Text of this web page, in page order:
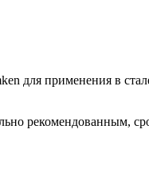
для применения в
рекомендованным,